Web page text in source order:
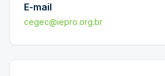
E-mail
cegec@iepro.org.br